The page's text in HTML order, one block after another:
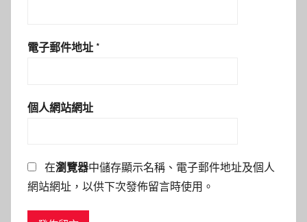
電子郵件地址 *
個人網站網址
在瀏覽器中儲存顯示名稱、電子郵件地址及個人
網站網址，以供下次發佈留言時使用。